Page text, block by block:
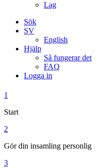
Lag
Sök
SV
English
Hjälp
Så fungerar det
FAQ
Logga in
1
Start
2
Gör din insamling personlig
3